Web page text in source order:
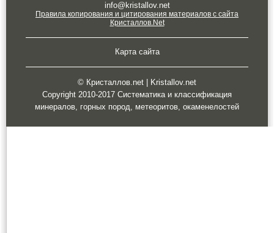
info@kristallov.net
Правила копирования и цитирования материалов с сайта
Кристаллов.Net
Карта сайта
© Кристаллов.net | Kristallov.net
Copyright 2010-2017 Систематика и классификация
минералов, горных пород, метеоритов, окаменелостей